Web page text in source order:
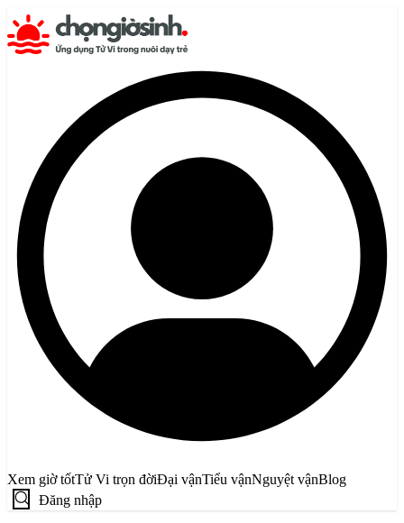
Xem giờ tốtTử Vi trọn đờiĐại vậnTiểu vậnNguyệt vậnBlog
Đăng nhập